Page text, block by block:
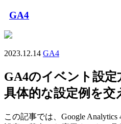
GA4
2023.12.14 GA4
GA4のイベント設定
具体的な設定例を交
この記事では、Google